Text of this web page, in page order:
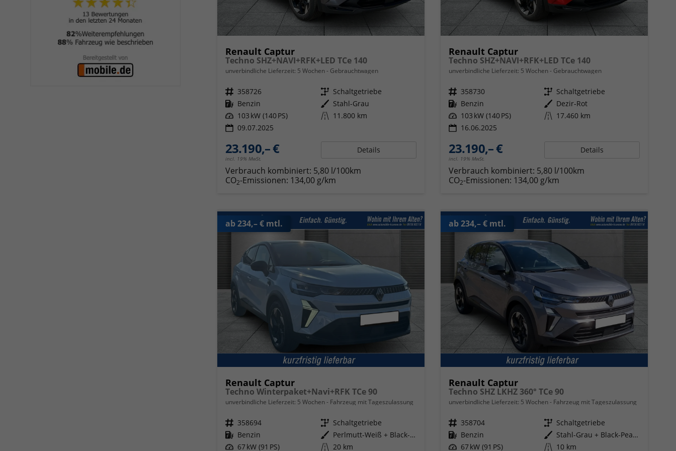
Renault Captur
Techno SHZ+NAVI+RFK+LED TCe 140
unverbindliche Lieferzeit: 5 Wochen Gebrauchtwagen
Fahrzeugnr. 358726 Getriebe Schaltgetriebe
Kraftstoff Benzin Außenfarbe Stahl-Grau
Leistung 103 kW (140 PS) Kilometerstand 11.800 km
09.07.2025
23.190,– €
incl. 19% MwSt.
Details
Verbrauch kombiniert: 5,80 l/100km
CO2-Emissionen: 134,00 g/km
Renault Captur
Techno SHZ+NAVI+RFK+LED TCe 140
unverbindliche Lieferzeit: 5 Wochen Gebrauchtwagen
Fahrzeugnr. 358730 Getriebe Schaltgetriebe
Kraftstoff Benzin Außenfarbe Dezir-Rot
Leistung 103 kW (140 PS) Kilometerstand 17.460 km
16.06.2025
23.190,– €
incl. 19% MwSt.
Details
Verbrauch kombiniert: 5,80 l/100km
CO2-Emissionen: 134,00 g/km
ab 234,– € mtl.
Renault Captur
Techno Winterpaket+Navi+RFK TCe 90
unverbindliche Lieferzeit: 5 Wochen Fahrzeug mit Tageszulassung
Fahrzeugnr. 358694 Getriebe Schaltgetriebe
Kraftstoff Benzin Außenfarbe
Perlmutt-Weiß + Black-Pearl-Sch
Leistung 67 kW (91 PS) Kilometerstand 20 km
ab 234,– € mtl.
Renault Captur
Techno SHZ LKHZ 360° TCe 90
unverbindliche Lieferzeit: 5 Wochen Fahrzeug mit Tageszulassung
Fahrzeugnr. 358704 Getriebe Schaltgetriebe
Kraftstoff Benzin Außenfarbe
Stahl-Grau + Black-Pearl-Schwarz
Leistung 67 kW (91 PS) Kilometerstand 10 km